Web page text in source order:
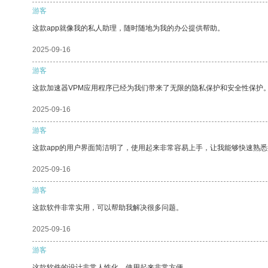
游客
这款app就像我的私人助理，随时随地为我的办公提供帮助。
2025-09-16
游客
这款加速器VPM应用程序已经为我们带来了无限的隐私保护和安全性保护。
2025-09-16
游客
这款app的用户界面简洁明了，使用起来非常容易上手，让我能够快速熟悉
2025-09-16
游客
这款软件非常实用，可以帮助我解决很多问题。
2025-09-16
游客